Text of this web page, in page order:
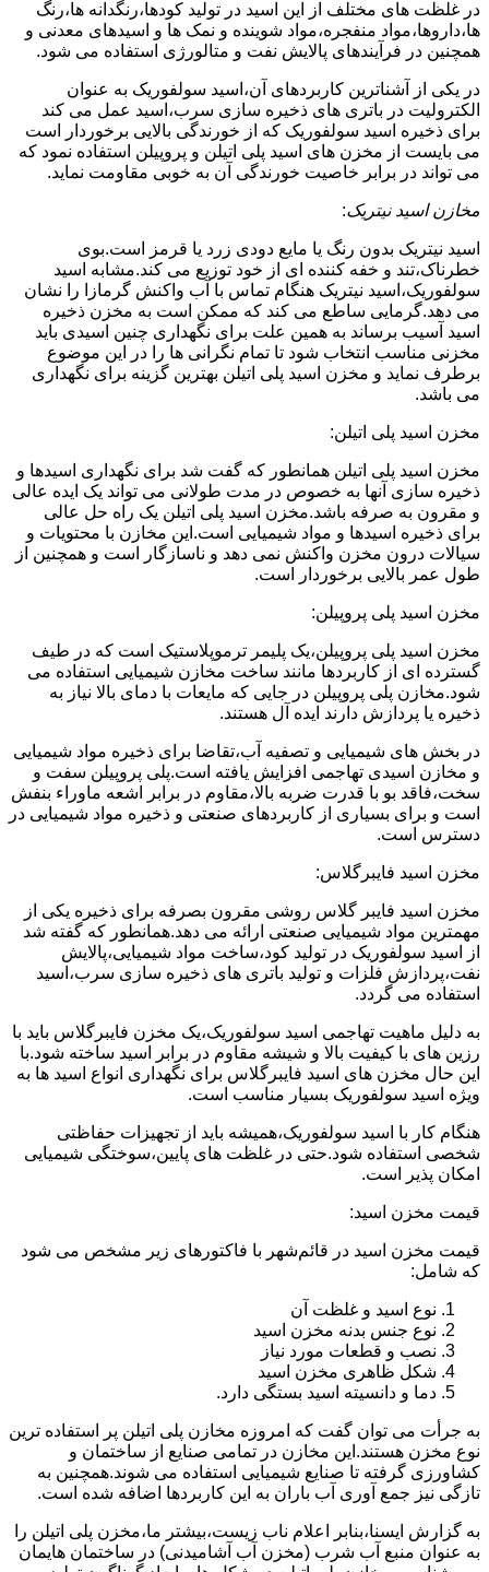
در غلظت های مختلف از این اسید در تولید کودها،رنگدانه ها،رنگ
ها،داروها،مواد منفجره،مواد شوینده و نمک ها و اسیدهای معدنی و
همچنین در فرآیندهای پالایش نفت و متالورژی استفاده می شود.
در یکی از آشناترین کاربردهای آن،اسید سولفوریک به عنوان
الکترولیت در باتری های ذخیره سازی سرب،اسید عمل می کند
برای ذخیره اسید سولفوریک که از خورندگی بالایی برخوردار است
می بایست از مخزن های اسید پلی اتیلن و پروپیلن استفاده نمود که
می تواند در برابر خاصیت خورندگی آن به خوبی مقاومت نماید.
مخازن اسید نیتریک:
اسید نیتریک بدون رنگ یا مایع دودی زرد یا قرمز است.بوی
خطرناک،تند و خفه کننده ای از خود توزیع می کند.مشابه اسید
سولفوریک،اسید نیتریک هنگام تماس با آب واکنش گرمازا را نشان
می دهد.گرمایی ساطع می کند که ممکن است به مخزن ذخیره
اسید آسیب برساند به همین علت برای نگهداری چنین اسیدی باید
مخزنی مناسب انتخاب شود تا تمام نگرانی ها را در این موضوع
برطرف نماید و مخزن اسید پلی اتیلن بهترین گزینه برای نگهداری
می باشد.
مخزن اسید پلی اتیلن:
مخزن اسید پلی اتیلن همانطور که گفت شد برای نگهداری اسیدها و
ذخیره سازی آنها به خصوص در مدت طولانی می تواند یک ایده عالی
و مقرون به صرفه باشد.مخزن اسید پلی اتیلن یک راه حل عالی
برای ذخیره اسیدها و مواد شیمیایی است.این مخازن با محتویات و
سیالات درون مخزن واکنش نمی دهد و ناسازگار است و همچنین از
طول عمر بالایی برخوردار است.
مخزن اسید پلی پروپیلن:
مخزن اسید پلی پروپیلن،یک پلیمر ترموپلاستیک است که در طیف
گسترده ای از کاربردها مانند ساخت مخازن شیمیایی استفاده می
شود.مخازن پلی پروپیلن در جایی که مایعات با دمای بالا نیاز به
ذخیره یا پردازش دارند ایده آل هستند.
در بخش های شیمیایی و تصفیه آب،تقاضا برای ذخیره مواد شیمیایی
و مخازن اسیدی تهاجمی افزایش یافته است.پلی پروپیلن سفت و
سخت،فاقد بو با قدرت ضربه بالا،مقاوم در برابر اشعه ماوراء بنفش
است و برای بسیاری از کاربردهای صنعتی و ذخیره مواد شیمیایی در
دسترس است.
مخزن اسید فایبرگلاس:
مخزن اسید فایبر گلاس روشی مقرون بصرفه برای ذخیره یکی از
مهمترین مواد شیمیایی صنعتی ارائه می دهد.همانطور که گفته شد
از اسید سولفوریک در تولید کود،ساخت مواد شیمیایی،پالایش
نفت،پردازش فلزات و تولید باتری های ذخیره سازی سرب،اسید
استفاده می گردد.
به دلیل ماهیت تهاجمی اسید سولفوریک،یک مخزن فایبرگلاس باید با
رزین های با کیفیت بالا و شیشه مقاوم در برابر اسید ساخته شود.با
این حال مخزن های اسید فایبرگلاس برای نگهداری انواع اسید ها به
ویژه اسید سولفوریک بسیار مناسب است.
هنگام کار با اسید سولفوریک،همیشه باید از تجهیزات حفاظتی
شخصی استفاده شود.حتی در غلظت های پایین،سوختگی شیمیایی
امکان پذیر است.
قیمت مخزن اسید:
قیمت مخزن اسید در قائم‌شهر با فاکتورهای زیر مشخص می شود
که شامل:
نوع اسید و غلظت آن
نوع جنس بدنه مخزن اسید
نصب و قطعات مورد نیاز
شکل ظاهری مخزن اسید
دما و دانسیته اسید بستگی دارد.
به جرأت می توان گفت که امروزه مخازن پلی اتیلن پر استفاده ترین
نوع مخزن هستند.این مخازن در تمامی صنایع از ساختمان و
کشاورزی گرفته تا صنایع شیمیایی استفاده می شوند.همچنین به
تازگی نیز جمع آوری آب باران به این کاربردها اضافه شده است.
به گزارش ایسنا،بنابر اعلام ناب زیست،بیشتر ما،مخزن پلی اتیلن را
به عنوان منبع آب شرب (مخزن آب آشامیدنی) در ساختمان هایمان